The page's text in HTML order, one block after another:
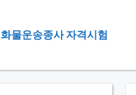
화물운송종사 자격시험